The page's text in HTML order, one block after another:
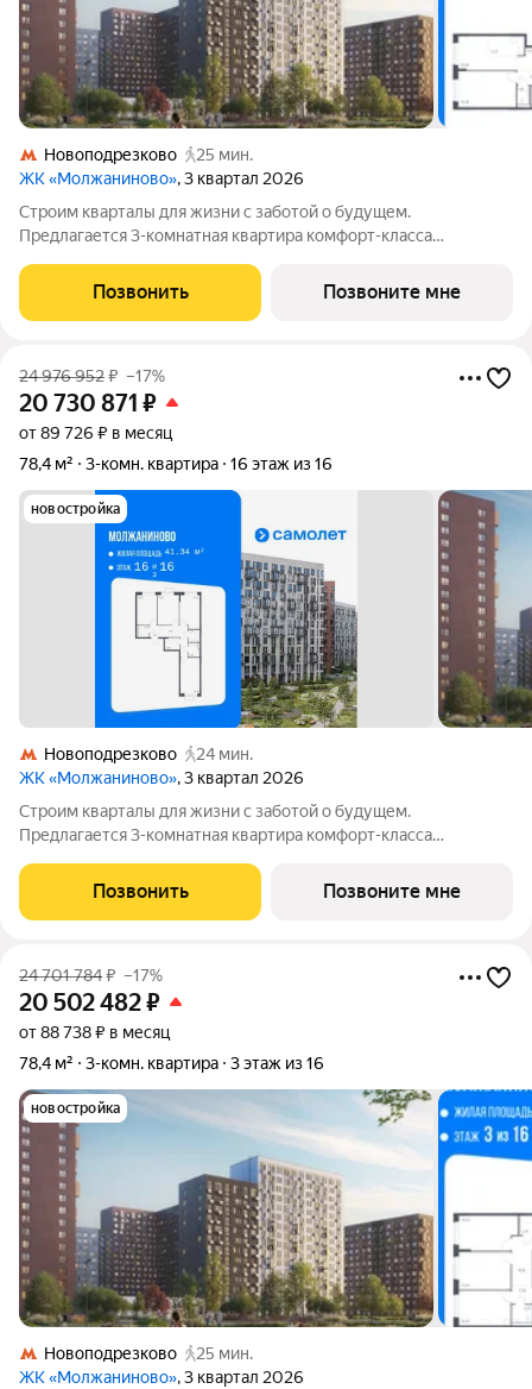
Новоподрезково
25 мин.
ЖК «Молжаниново», 3 квартал 2026
Строим кварталы для жизни с заботой о будущем.
Предлагается 3-комнатная квартира комфорт-класса
в жилом комплексе "Молжаниново".Для тех, кто ценит время,
предлагаем сделать готовую отделку:
Позвонить Позвоните мне
24 976 952₽ –17%
20 730 871 ₽
от 89 726 ₽ в месяц
78,4 м²
3-комн. квартира 16 этаж из 16
новостройка
Новоподрезково
24 мин.
ЖК «Молжаниново», 3 квартал 2026
Строим кварталы для жизни с заботой о будущем.
Предлагается 3-комнатная квартира комфорт-класса
этаже, в жилом комплексе "Молжаниново".Для тех, кто ценит
время, предлагаем сделать готовую отделку:
Позвонить Позвоните мне
24 701 784₽ –17%
20 502 482₽
от 88 738 ₽ в месяц
78,4 м²
3-комн. квартира 3 этаж из 16
новостройка
Новоподрезково
25 мин.
ЖК «Молжаниново», 3 квартал 2026